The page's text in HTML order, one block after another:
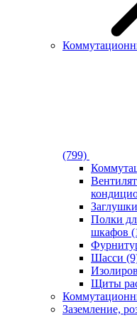
(799)
Заглушки
Полки
шкафов
Шасси
Щиты
Заземление,